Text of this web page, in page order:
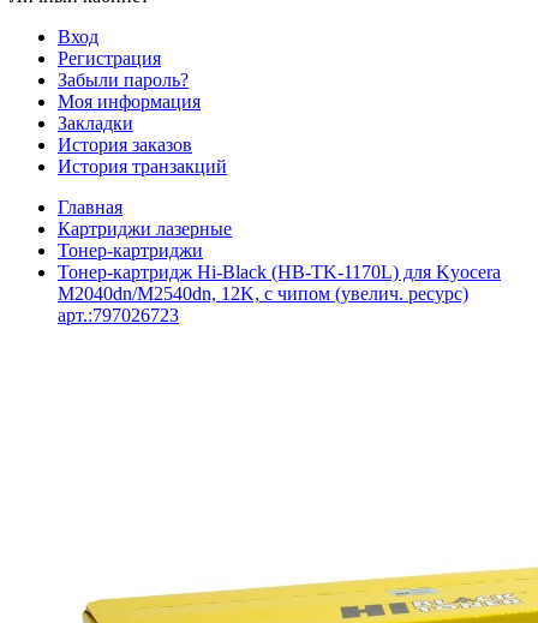
Вход
Регистрация
Забыли пароль?
Моя информация
Закладки
История заказов
История транзакций
Главная
Картриджи лазерные
Тонер-картриджи
Тонер-картридж Hi-Black (HB-TK-1170L) для Kyocera
M2040dn/M2540dn, 12K, с чипом (увелич. ресурс)
арт.:797026723